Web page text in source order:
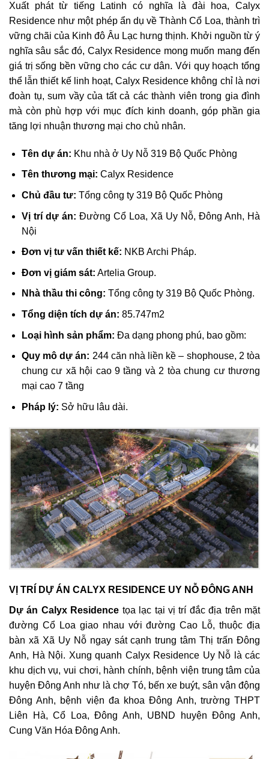
Xuất phát từ tiếng Latinh có nghĩa là đài hoa, Calyx
Residence như một phép ẩn dụ về Thành Cổ Loa, thành trì
vững chãi của Kinh đô Âu Lạc hưng thịnh. Khởi nguồn từ ý
nghĩa sâu sắc đó, Calyx Residence mong muốn mang đến
giá trị sống bền vững cho các cư dân. Với quy hoạch tổng
thể lẫn thiết kế linh hoạt, Calyx Residence không chỉ là nơi
đoàn tụ, sum vầy của tất cả các thành viên trong gia đình
mà còn phù hợp với mục đích kinh doanh, góp phần gia
tăng lợi nhuận thương mại cho chủ nhân.
Tên dự án: Khu nhà ở Uy Nỗ 319 Bộ Quốc Phòng
Tên thương mại: Calyx Residence
Chủ đầu tư: Tổng công ty 319 Bộ Quốc Phòng
Vị trí dự án: Đường Cổ Loa, Xã Uy Nỗ, Đông Anh, Hà
Nội
Đơn vị tư vấn thiết kế: NKB Archi Pháp.
Đơn vị giám sát: Artelia Group.
Nhà thầu thi công: Tổng công ty 319 Bộ Quốc Phòng.
Tổng diện tích dự án: 85.747m2
Loại hình sản phẩm: Đa dạng phong phú, bao gồm:
Quy mô dự án: 244 căn nhà liền kề – shophouse, 2 tòa
chung cư xã hội cao 9 tầng và 2 tòa chung cư thương
mại cao 7 tầng
Pháp lý: Sở hữu lâu dài.
VỊ TRÍ DỰ ÁN CALYX RESIDENCE UY NỖ ĐÔNG ANH
Dự án Calyx Residence tọa lạc tại vị trí đắc địa trên mặt
đường Cổ Loa giao nhau với đường Cao Lỗ, thuộc địa
bàn xã Xã Uy Nỗ ngay sát cạnh trung tâm Thị trấn Đông
Anh, Hà Nội. Xung quanh Calyx Residence Uy Nỗ là các
khu dịch vụ, vui chơi, hành chính, bệnh viện trung tâm của
huyện Đông Anh như là chợ Tó, bến xe buýt, sân vận động
Đông Anh, bệnh viện đa khoa Đông Anh, trường THPT
Liên Hà, Cổ Loa, Đông Anh, UBND huyện Đông Anh,
Cung Văn Hóa Đông Anh.